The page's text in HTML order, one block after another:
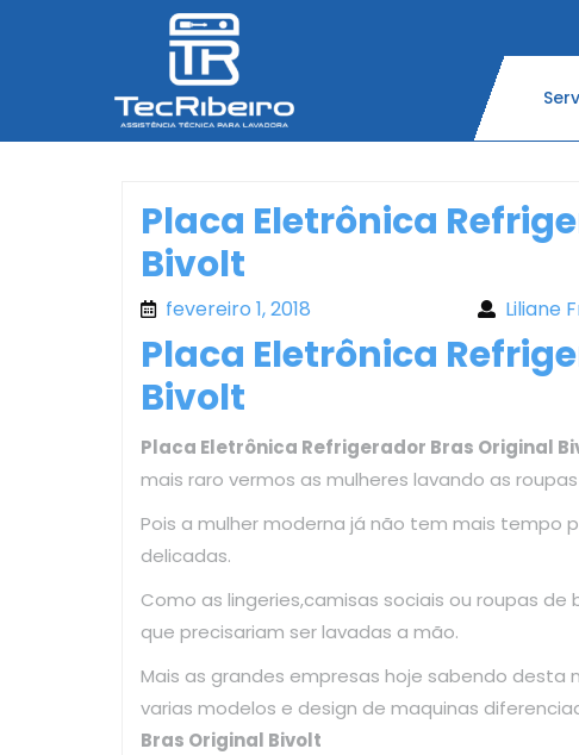
Placa Eletrônica
Bivolt
fevereiro 1, 2018 Liliane
Placa Eletrônica
Bivolt
Placa Eletrônica Refrigerador Bras Original
mais raro vermos as mulheres lavando as
Pois a mulher moderna já não tem mais tempo
delicadas.
Como as lingeries,camisas sociais ou roupas
que precisariam ser lavadas a mão.
Mais as grandes empresas hoje sabendo
varias modelos e design de maquinas
Bras Original Bivolt